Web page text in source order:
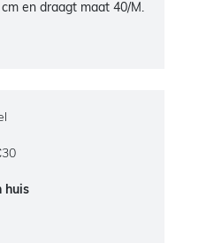
en draagt maat 40/M.
huis